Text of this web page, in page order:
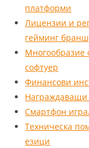
платформи
Лицензии и
гейминг бранш
Многообразие
софтуер
Финансови
Смартфон
Техническа
езици